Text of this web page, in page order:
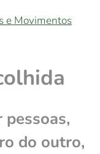
e Movimentos
pessoas,
do outro,